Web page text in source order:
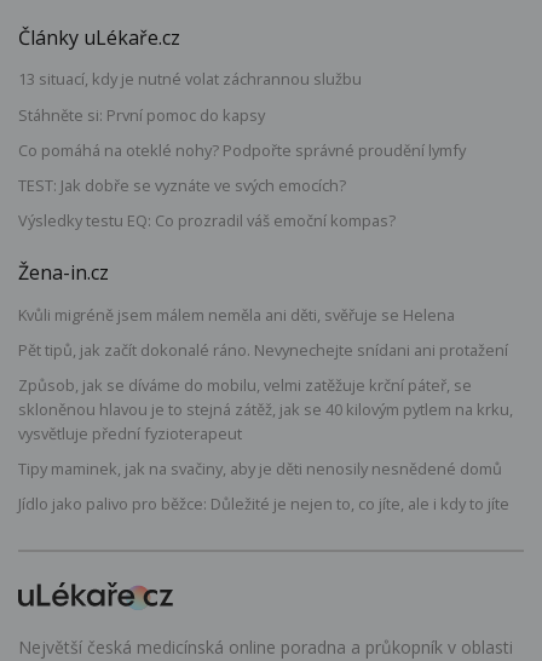
Články uLékaře.cz
13 situací, kdy je nutné volat záchrannou službu
Stáhněte si: První pomoc do kapsy
Co pomáhá na oteklé nohy? Podpořte správné proudění lymfy
TEST: Jak dobře se vyznáte ve svých emocích?
Výsledky testu EQ: Co prozradil váš emoční kompas?
Žena-in.cz
Kvůli migréně jsem málem neměla ani děti, svěřuje se Helena
Pět tipů, jak začít dokonalé ráno. Nevynechejte snídani ani protažení
Způsob, jak se díváme do mobilu, velmi zatěžuje krční páteř, se
skloněnou hlavou je to stejná zátěž, jak se 40 kilovým pytlem na krku,
vysvětluje přední fyzioterapeut
Tipy maminek, jak na svačiny, aby je děti nenosily nesnědené domů
Jídlo jako palivo pro běžce: Důležité je nejen to, co jíte, ale i kdy to jíte
Největší česká medicínská online poradna a průkopník v oblasti